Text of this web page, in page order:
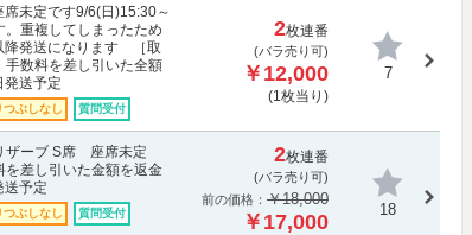
未定です9/6(日)15:30～
重複してしまったため
降発送になります ［取
手数料を差し引いた全額
送予定
つぶしなし 質問受付
2枚連番
(バラ売り可)
￥12,000
(1枚当り)
7
ザーブ S席 座席未定
差し引いた金額を返金
送予定
つぶしなし 質問受付
2枚連番
(バラ売り可)
前の価格： ￥18,000
￥17,000
18